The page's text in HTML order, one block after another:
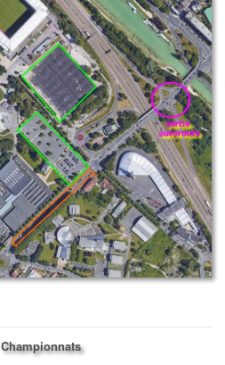
Championnats